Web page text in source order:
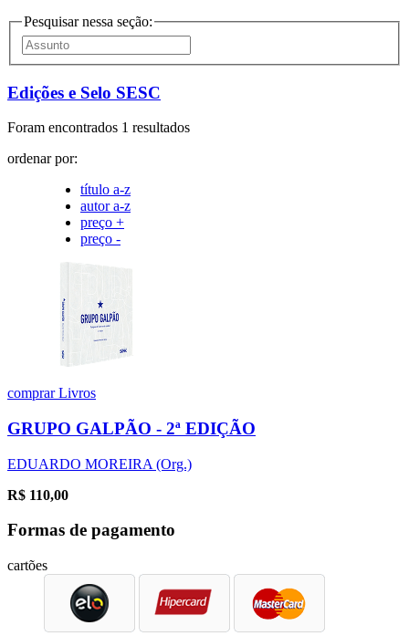
Pesquisar nessa seção:
Edições e Selo SESC
Foram encontrados 1 resultados
ordenar por:
título a-z
autor a-z
preço +
preço -
comprarLivros
GRUPO GALPÃO - 2ª EDIÇÃO
EDUARDO MOREIRA (Org.)
R$ 110,00
Formas de pagamento
cartões